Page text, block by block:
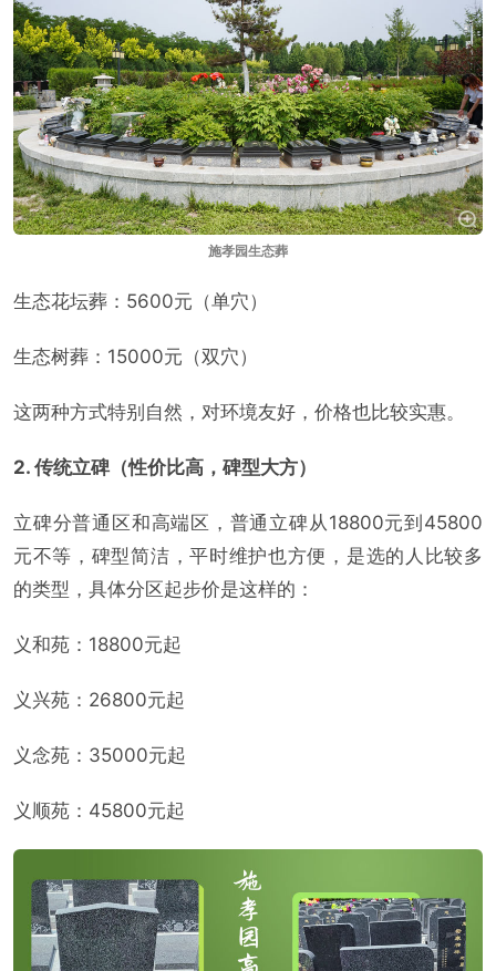
施孝园生态葬
生态花坛葬：5600元（单穴）
生态树葬：15000元（双穴）
这两种方式特别自然，对环境友好，价格也比较实惠。
2. 传统立碑（性价比高，碑型大方）
立碑分普通区和高端区，普通立碑从18800元到45800
元不等，碑型简洁，平时维护也方便，是选的人比较多
的类型，具体分区起步价是这样的：
义和苑：18800元起
义兴苑：26800元起
义念苑：35000元起
义顺苑：45800元起